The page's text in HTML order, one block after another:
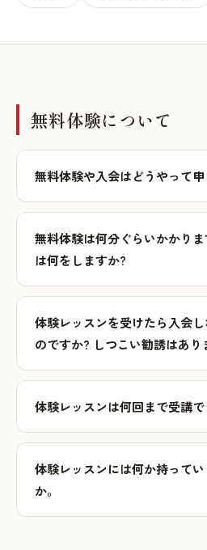
無料体験について
無料体験や入会はどうやって
無料体験は何分ぐらいかかり
は何をしますか?
体験レッスンを受けたら入会
のですか? しつこい勧誘はあり
体験レッスンは何回まで受講で
体験レッスンには何か持って
か。